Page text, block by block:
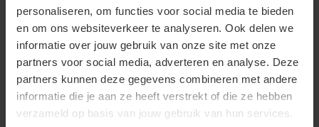
personaliseren, om functies voor social media te bieden
en om ons websiteverkeer te analyseren. Ook delen we
informatie over jouw gebruik van onze site met onze
partners voor social media, adverteren en analyse. Deze
partners kunnen deze gegevens combineren met andere
informatie die je aan ze heeft verstrekt of die ze hebben
verzameld op basis van jouw gebruik van hun services.
Geschikt voor hoge
temperaturen (tot 650 °C)
Geschikt voor lakdraad
Geschikt voor ronde
geleider